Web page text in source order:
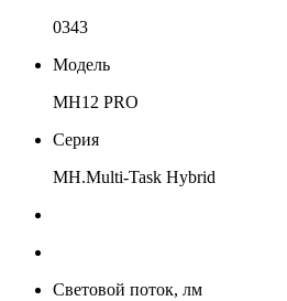
0343
Модель
MH12 PRO
Серия
MH.Multi-Task Hybrid
Световой поток, лм